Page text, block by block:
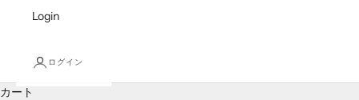
Login
ログイン
カート